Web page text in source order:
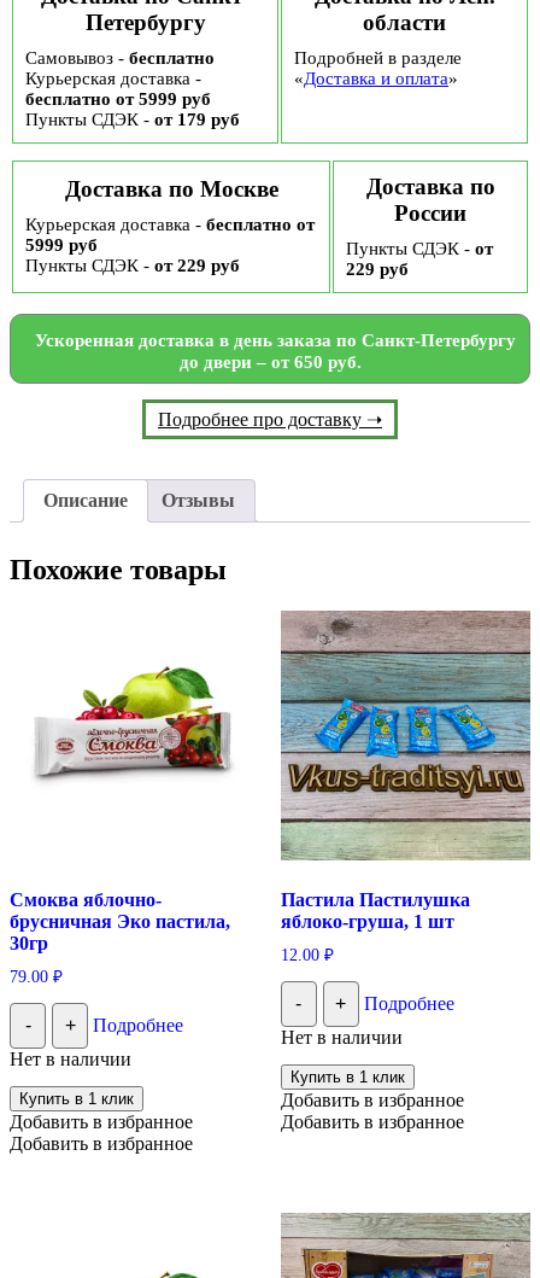
Петербургу
Самовывоз - бесплатно
Курьерская доставка -
бесплатно от 5999 руб
Пункты СДЭК - от 179 руб
области
Подробней в разделе
«Доставка и оплата»
Доставка по Москве
Курьерская доставка - бесплатно от
5999 руб
Пункты СДЭК - от 229 руб
Доставка по
России
Пункты СДЭК - от
229 руб
Ускоренная доставка в день заказа по Санкт-Петербургу
до двери – от 650 руб.
Подробнее про доставку ➝
Описание Отзывы
Похожие товары
Смоква яблочно-
брусничная Эко пастила,
30гр
79.00 ₽
- +
Подробнее
Нет в наличии
Купить в 1 клик
Добавить в избранное
Добавить в избранное
Пастила Пастилушка
яблоко-груша, 1 шт
12.00 ₽
- +
Подробнее
Нет в наличии
Купить в 1 клик
Добавить в избранное
Добавить в избранное